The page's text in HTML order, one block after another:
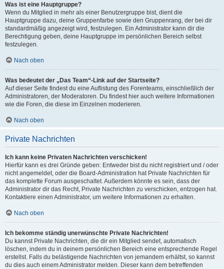
Was ist eine Hauptgruppe?
Wenn du Mitglied in mehr als einer Benutzergruppe bist, dient die
Hauptgruppe dazu, deine Gruppenfarbe sowie den Gruppenrang, der bei dir
standardmäßig angezeigt wird, festzulegen. Ein Administrator kann dir die
Berechtigung geben, deine Hauptgruppe im persönlichen Bereich selbst
festzulegen.
Nach oben
Was bedeutet der „Das Team“-Link auf der Startseite?
Auf dieser Seite findest du eine Auflistung des Forenteams, einschließlich der
Administratoren, der Moderatoren. Du findest hier auch weitere Informationen
wie die Foren, die diese im Einzelnen moderieren.
Nach oben
Private Nachrichten
Ich kann keine Privaten Nachrichten verschicken!
Hierfür kann es drei Gründe geben: Entweder bist du nicht registriert und / oder
nicht angemeldet, oder die Board-Administration hat Private Nachrichten für
das komplette Forum ausgeschaltet. Außerdem könnte es sein, dass der
Administrator dir das Recht, Private Nachrichten zu verschicken, entzogen hat.
Kontaktiere einen Administrator, um weitere Informationen zu erhalten.
Nach oben
Ich bekomme ständig unerwünschte Private Nachrichten!
Du kannst Private Nachrichten, die dir ein Mitglied sendet, automatisch
löschen, indem du in deinem persönlichen Bereich eine entsprechende Regel
erstellst. Falls du belästigende Nachrichten von jemandem erhältst, so kannst
du dies auch einem Administrator melden. Dieser kann dem betreffenden